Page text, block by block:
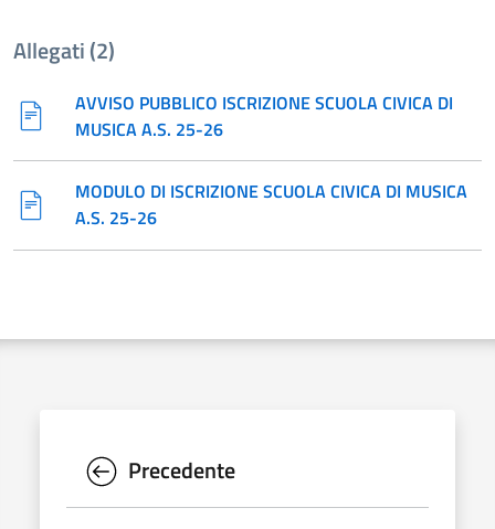
Allegati (2)
AVVISO PUBBLICO ISCRIZIONE SCUOLA CIVICA DI
MUSICA A.S. 25-26
MODULO DI ISCRIZIONE SCUOLA CIVICA DI MUSICA
A.S. 25-26
Precedente